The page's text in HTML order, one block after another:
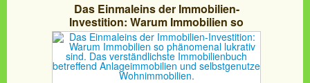
Das Einmaleins der Immobilien-
Investition: Warum Immobilien so
phänomenal lukrativ sind. Das
verständlichste Immobilienbuch
betreffend Anlageimmobilien und
selbstgenutze Wohnimmobilien.